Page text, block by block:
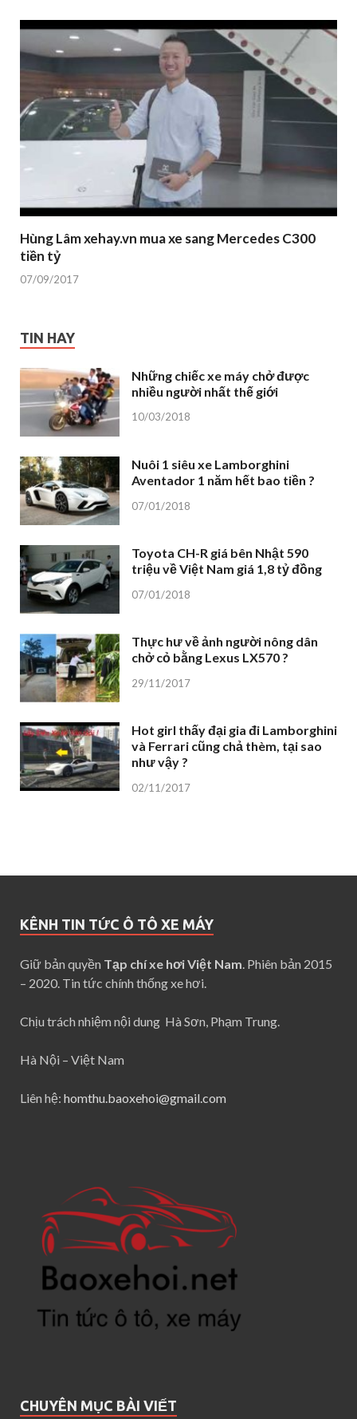
Hùng Lâm xehay.vn mua xe sang Mercedes C300
tiền tỷ
07/09/2017
TIN HAY
Những chiếc xe máy chở được
nhiều người nhất thế giới
10/03/2018
Nuôi 1 siêu xe Lamborghini
Aventador 1 năm hết bao tiền ?
07/01/2018
Toyota CH-R giá bên Nhật 590
triệu về Việt Nam giá 1,8 tỷ đồng
07/01/2018
Thực hư về ảnh người nông dân
chở cỏ bằng Lexus LX570 ?
29/11/2017
Hot girl thấy đại gia đi Lamborghini
và Ferrari cũng chả thèm, tại sao
như vậy ?
02/11/2017
KÊNH TIN TỨC Ô TÔ XE MÁY
Giữ bản quyền Tạp chí xe hơi Việt Nam. Phiên bản 2015
– 2020. Tin tức chính thống xe hơi.
Chịu trách nhiệm nội dung Hà Sơn, Phạm Trung.
Hà Nội – Việt Nam
Liên hệ: homthu.baoxehoi@gmail.com
CHUYÊN MỤC BÀI VIẾT